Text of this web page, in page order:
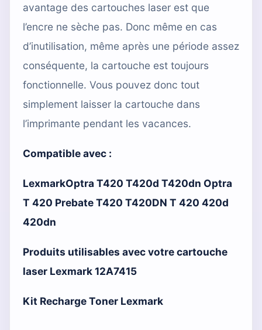
avantage des cartouches laser est que
l’encre ne sèche pas. Donc même en cas
d’inutilisation, même après une période assez
conséquente, la cartouche est toujours
fonctionnelle. Vous pouvez donc tout
simplement laisser la cartouche dans
l’imprimante pendant les vacances.
Compatible avec :
LexmarkOptra T420 T420d T420dn Optra
T 420 Prebate T420 T420DN T 420 420d
420dn
Produits utilisables avec votre cartouche
laser Lexmark 12A7415
Kit Recharge Toner Lexmark